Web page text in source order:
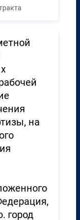
на
город